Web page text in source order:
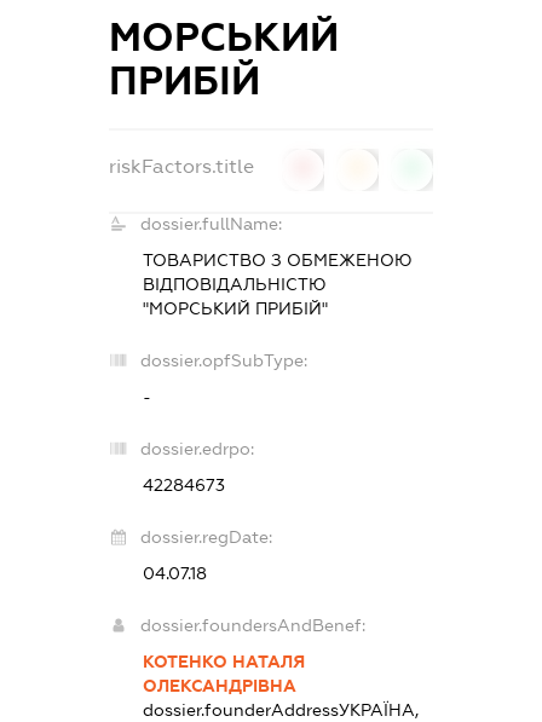
МОРСЬКИЙ
ПРИБІЙ
riskFactors.title
dossier.fullName:
ТОВАРИСТВО З ОБМЕЖЕНОЮ
ВІДПОВІДАЛЬНІСТЮ
"МОРСЬКИЙ ПРИБІЙ"
dossier.opfSubType:
-
dossier.edrpo:
42284673
dossier.regDate:
04.07.18
dossier.foundersAndBenef:
КОТЕНКО НАТАЛЯ
ОЛЕКСАНДРІВНА
dossier.founderAddressУКРАЇНА,